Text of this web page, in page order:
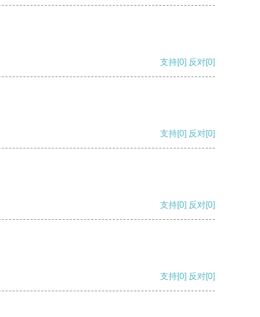
支持[0] 反对[0]
支持[0] 反对[0]
支持[0] 反对[0]
支持[0] 反对[0]